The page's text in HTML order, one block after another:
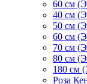
60 см
40 см
50 см
60 см
70 см
80 см
180 см
Роза